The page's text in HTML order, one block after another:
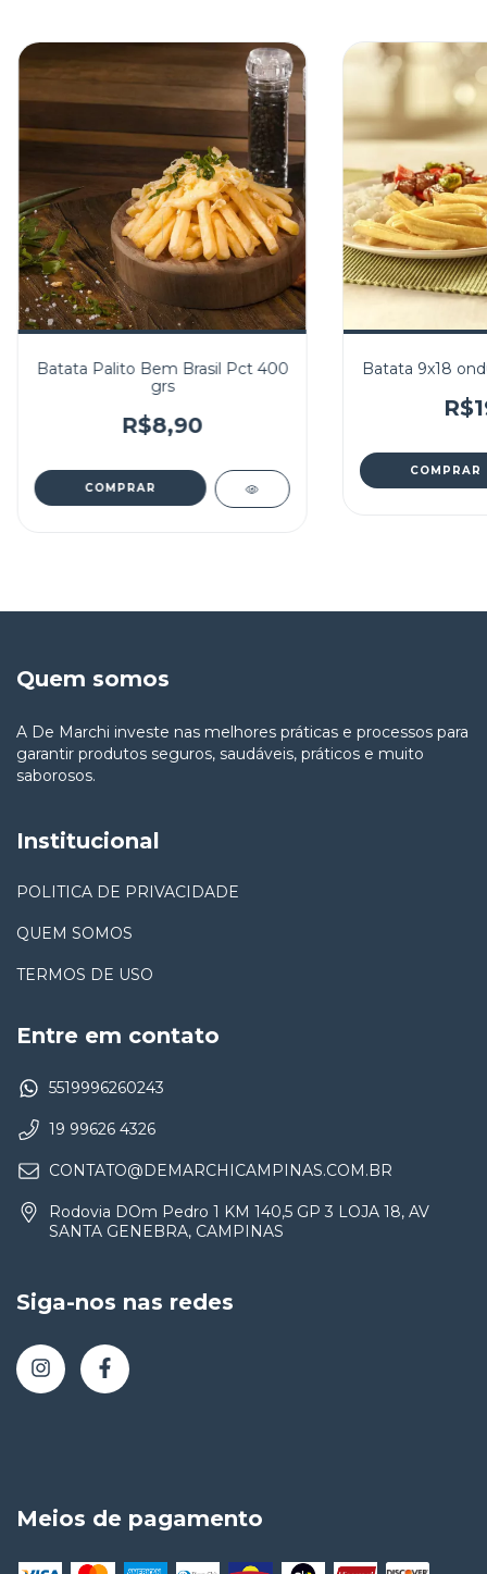
Batata Palito Bem Brasil Pct 400
grs
R$8,90
Batata 9x18
Quem somos
A De Marchi investe nas melhores práticas e processos para
garantir produtos seguros, saudáveis, práticos e muito
saborosos.
Institucional
POLITICA DE PRIVACIDADE
QUEM SOMOS
TERMOS DE USO
Entre em contato
5519996260243
19 99626 4326
CONTATO@DEMARCHICAMPINAS.COM.BR
Rodovia DOm Pedro 1 KM 140,5 GP 3 LOJA 18, AV
SANTA GENEBRA, CAMPINAS
Siga-nos nas redes
Meios de pagamento